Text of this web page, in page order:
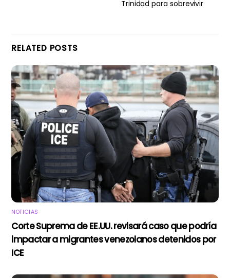
Trinidad para sobrevivir
RELATED POSTS
NOTICIAS
Corte Suprema de EE.UU. revisará caso que podría
impactar a migrantes venezolanos detenidos por
ICE